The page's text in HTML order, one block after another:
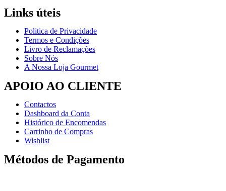
Links úteis
Politica de Privacidade
Termos e Condições
Livro de Reclamações
Sobre Nós
A Nossa Loja Gourmet
APOIO AO CLIENTE
Contactos
Dashboard da Conta
Histórico de Encomendas
Carrinho de Compras
Wishlist
Métodos de Pagamento